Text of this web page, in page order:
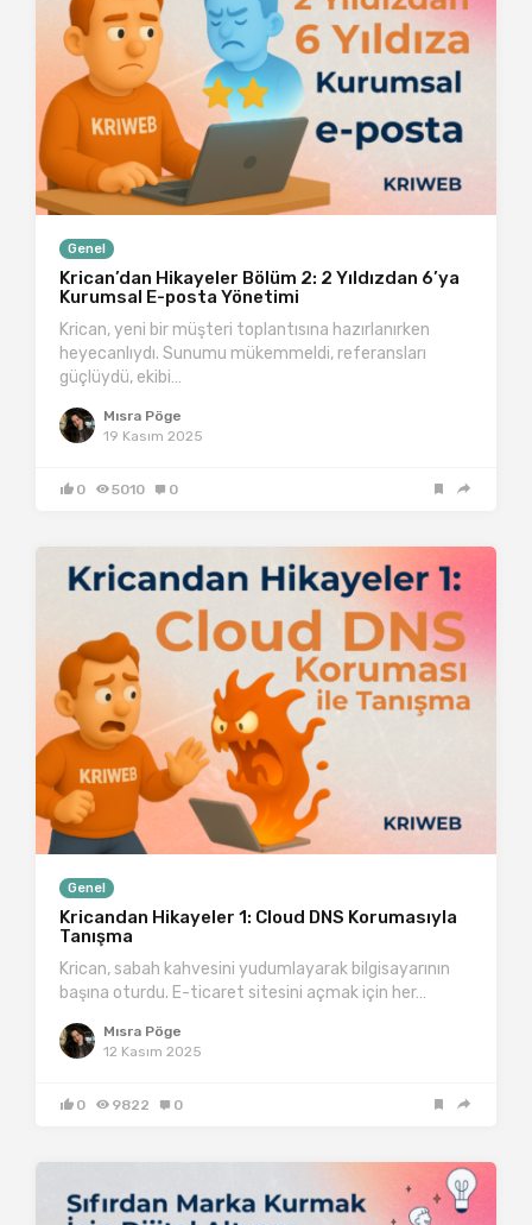
Genel
Krican’dan Hikayeler Bölüm 2: 2 Yıldızdan 6’ya
Kurumsal E-posta Yönetimi
Krican, yeni bir müşteri toplantısına hazırlanırken
heyecanlıydı. Sunumu mükemmeldi, referansları
güçlüydü, ekibi…
Mısra Pöge
19 Kasım 2025
0 5010 0
Genel
Kricandan Hikayeler 1: Cloud DNS Korumasıyla
Tanışma
Krican, sabah kahvesini yudumlayarak bilgisayarının
başına oturdu. E-ticaret sitesini açmak için her…
Mısra Pöge
12 Kasım 2025
0 9822 0